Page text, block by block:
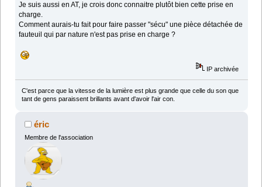
Je suis aussi en AT, je crois donc connaitre plutôt bien cette prise en
charge.
Comment aurais-tu fait pour faire passer "sécu" une pièce détachée de
fauteuil qui par nature n'est pas prise en charge ?
IP archivée
C'est parce que la vitesse de la lumière est plus grande que celle du son que
tant de gens paraissent brillants avant d'avoir l'air con.
éric
Membre de l'association